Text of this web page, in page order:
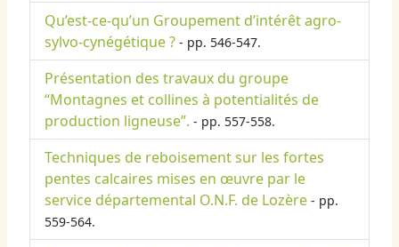
Qu’est-ce-qu’un Groupement d’intérêt agro-
sylvo-cynégétique ? - pp. 546-547.
Présentation des travaux du groupe
“Montagnes et collines à potentialités de
production ligneuse”. - pp. 557-558.
Techniques de reboisement sur les fortes
pentes calcaires mises en œuvre par le
service départemental O.N.F. de Lozère - pp.
559-564.